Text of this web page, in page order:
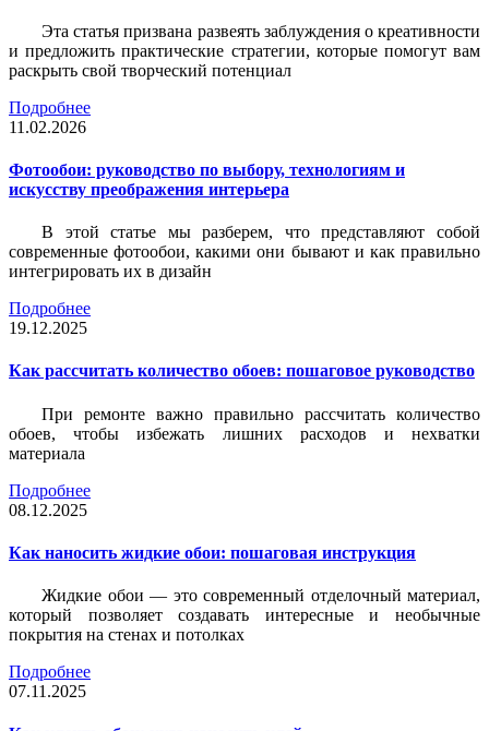
Эта статья призвана развеять заблуждения о креативности
и предложить практические стратегии, которые помогут вам
раскрыть свой творческий потенциал
Подробнее
11.02.2026
Фотообои: руководство по выбору, технологиям и
искусству преображения интерьера
В этой статье мы разберем, что представляют собой
современные фотообои, какими они бывают и как правильно
интегрировать их в дизайн
Подробнее
19.12.2025
Как рассчитать количество обоев: пошаговое руководство
При ремонте важно правильно рассчитать количество
обоев, чтобы избежать лишних расходов и нехватки
материала
Подробнее
08.12.2025
Как наносить жидкие обои: пошаговая инструкция
Жидкие обои — это современный отделочный материал,
который позволяет создавать интересные и необычные
покрытия на стенах и потолках
Подробнее
07.11.2025